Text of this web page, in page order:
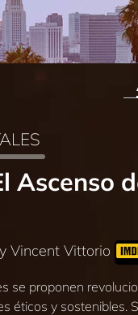
Ascenso
Vincent Vittorio
se proponen
éticos y sostenibles.